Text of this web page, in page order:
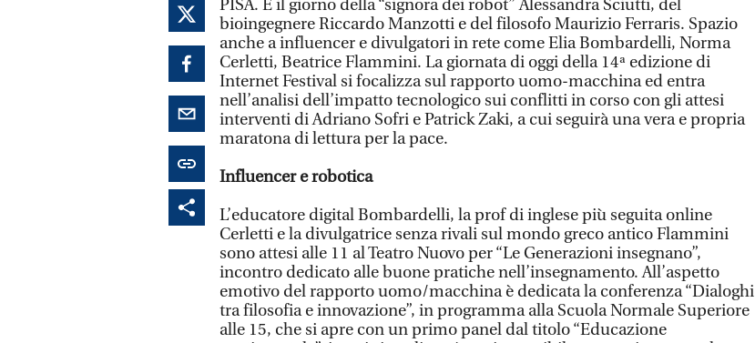
PISA. È il giorno della “signora dei robot” Alessandra Sciutti, del
bioingegnere Riccardo Manzotti e del filosofo Maurizio Ferraris. Spazio
anche a influencer e divulgatori in rete come Elia Bombardelli, Norma
Cerletti, Beatrice Flammini. La giornata di oggi della 14ª edizione di
Internet Festival si focalizza sul rapporto uomo-macchina ed entra
nell’analisi dell’impatto tecnologico sui conflitti in corso con gli attesi
interventi di Adriano Sofri e Patrick Zaki, a cui seguirà una vera e propria
maratona di lettura per la pace.
Influencer e robotica
L’educatore digital Bombardelli, la prof di inglese più seguita online
Cerletti e la divulgatrice senza rivali sul mondo greco antico Flammini
sono attesi alle 11 al Teatro Nuovo per “Le Generazioni insegnano”,
incontro dedicato alle buone pratiche nell’insegnamento. All’aspetto
emotivo del rapporto uomo/macchina è dedicata la conferenza “Dialoghi
tra filosofia e innovazione”, in programma alla Scuola Normale Superiore
alle 15, che si apre con un primo panel dal titolo “Educazione